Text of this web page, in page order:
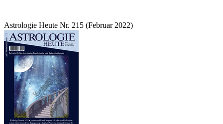
Astrologie Heute Nr. 215 (Februar 2022)